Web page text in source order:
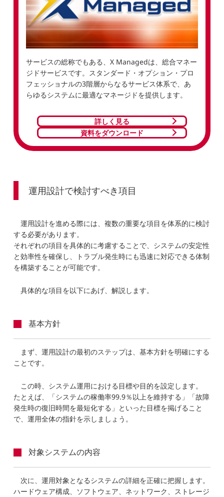
サービスの総称でもある、X Managedは、総合マネー
ジドサービスです。スタンダード・オプション・プロ
フェッショナルの3階層からなるサービス体系で、あ
らゆるシステムに最適なマネージドを提供します。
詳しく見る
資料をダウンロード
運用設計で検討すべき項目
運用設計を進める際には、複数の重要な項目を体系的に検討
する必要があります。
それぞれの項目を具体的に考慮することで、システムの安定性
と効率性を確保し、トラブル発生時にも迅速に対応できる体制
を構築することが可能です。
具体的な項目を以下にあげ、解説します。
基本方針
まず、運用設計の最初のステップは、基本方針を明確にする
ことです。
この時、システム運用における目標や目的を設定します。
たとえば、「システムの稼働率99.9％以上を維持する」「故障
発生時の復旧時間を最短化する」といった目標を掲げること
で、運用全体の指針を示しましょう。
対象システムの内容
次に、運用対象となるシステムの詳細を正確に把握します。
ハードウェア構成、ソフトウェア、ネットワーク、ストレージ